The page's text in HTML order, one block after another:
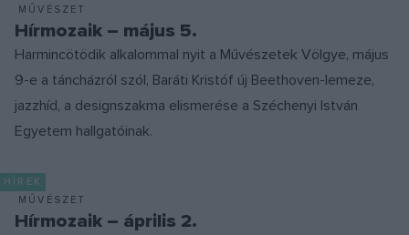
MŰVÉSZET
Hírmozaik – május 5.
Harmincötödik alkalommal nyit a Művészetek Völgye, május
9-e a táncházról szól, Baráti Kristóf új Beethoven-lemeze,
jazzhíd, a designszakma elismerése a Széchenyi István
Egyetem hallgatóinak.
HÍREK
MŰVÉSZET
Hírmozaik – április 2.